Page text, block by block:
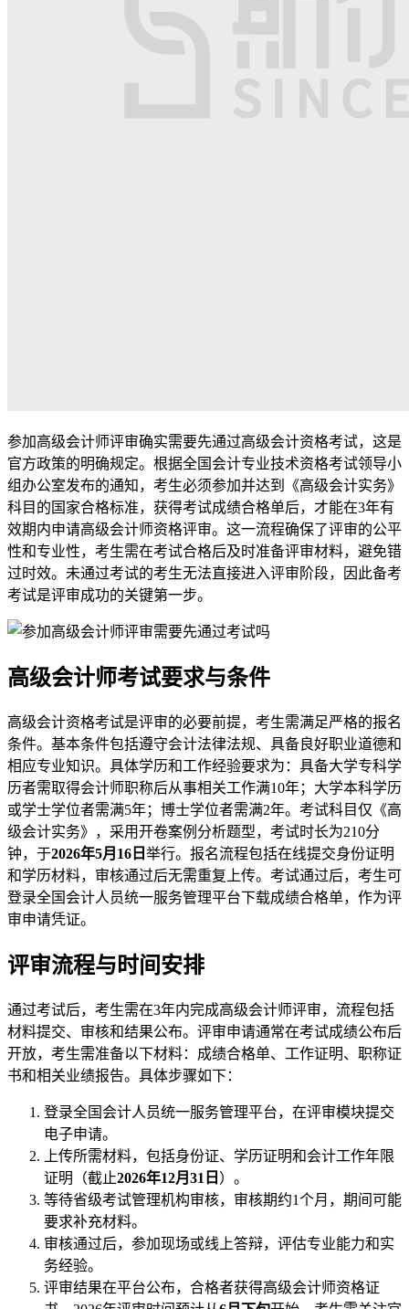
参加高级会计师评审确实需要先通过高级会计资格考试，这是
官方政策的明确规定。根据全国会计专业技术资格考试领导小
组办公室发布的通知，考生必须参加并达到《高级会计实务》
科目的国家合格标准，获得考试成绩合格单后，才能在3年有
效期内申请高级会计师资格评审。这一流程确保了评审的公平
性和专业性，考生需在考试合格后及时准备评审材料，避免错
过时效。未通过考试的考生无法直接进入评审阶段，因此备考
考试是评审成功的关键第一步。
高级会计师考试要求与条件
高级会计资格考试是评审的必要前提，考生需满足严格的报名
条件。基本条件包括遵守会计法律法规、具备良好职业道德和
相应专业知识。具体学历和工作经验要求为：具备大学专科学
历者需取得会计师职称后从事相关工作满10年；大学本科学历
或学士学位者需满5年；博士学位者需满2年。考试科目仅《高
级会计实务》，采用开卷案例分析题型，考试时长为210分
钟，于2026年5月16日 举行。报名流程包括在线提交身份证明
和学历材料，审核通过后无需重复上传。考试通过后，考生可
登录全国会计人员统一服务管理平台下载成绩合格单，作为评
审申请凭证。
评审流程与时间安排
通过考试后，考生需在3年内完成高级会计师评审，流程包括
材料提交、审核和结果公布。评审申请通常在考试成绩公布后
开放，考生需准备以下材料：成绩合格单、工作证明、职称证
书和相关业绩报告。具体步骤如下：
登录全国会计人员统一服务管理平台，在评审模块提交
电子申请。
上传所需材料，包括身份证、学历证明和会计工作年限
证明（截止2026年12月31日 ）。
等待省级考试管理机构审核，审核期约1个月，期间可能
要求补充材料。
审核通过后，参加现场或线上答辩，评估专业能力和实
务经验。
评审结果在平台公布，合格者获得高级会计师资格证